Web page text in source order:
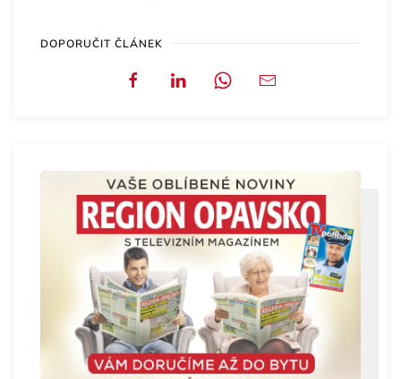
DOPORUČIT ČLÁNEK